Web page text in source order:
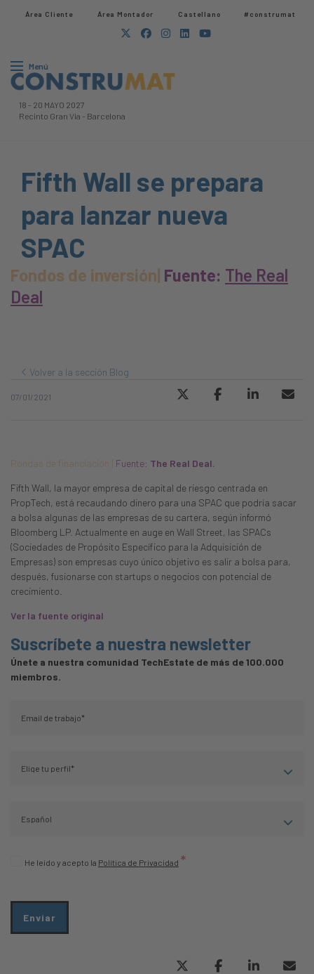
Área Cliente Área Montador Castellano #construmat
Menú
18 - 20 MAYO 2027
Recinto Gran Via - Barcelona
Fifth Wall se prepara
para lanzar nueva
SPAC
Fondos de inversión| Fuente: The Real
Deal
Volver a la sección Blog
07/01/2021
Rondas de financiación | Fuente: The Real Deal.
Fifth Wall, la mayor empresa de capital de riesgo centrada en
PropTech, está recaudando dinero para una SPAC que podría sacar
a bolsa algunas de las empresas de su cartera, según informó
Bloomberg LP. Actualmente en auge en Wall Street, las SPACs
(Sociedades de Propósito Específico para la Adquisición de
Empresas) son empresas cuyo único objetivo es salir a bolsa para,
después, fusionarse con startups o negocios con potencial de
crecimiento.
Ver la fuente original
Suscríbete a nuestra newsletter
Únete a nuestra comunidad TechEstate de más de 100.000
miembros.
He leído y acepto la Política de Privacidad *